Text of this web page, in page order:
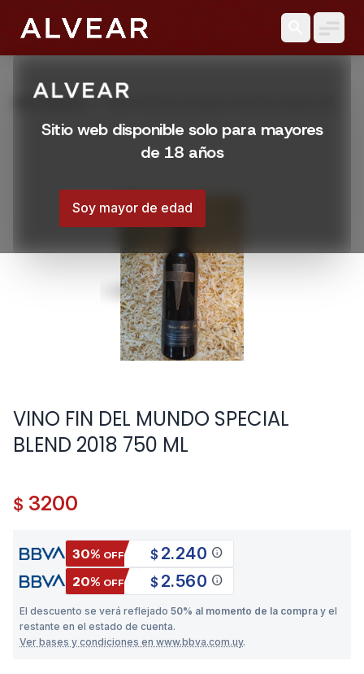
Sitio web disponible solo para mayores
de 18 años
Soy mayor de edad
Productos
VINO FIN DEL MUNDO SPECIAL BLEND 2018
VINO FIN DEL MUNDO SPECIAL
BLEND 2018 750 ML
$ 3200
30% OFF $ 2.240 info
20% OFF $ 2.560 info
El descuento se verá reflejado 50% al momento de la compra y el
restante en el estado de cuenta.
Ver bases y condiciones en www.bbva.com.uy.